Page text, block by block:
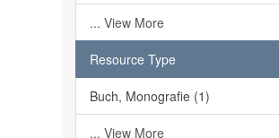
... View More
Resource Type
Buch, Monografie (1)
... View More